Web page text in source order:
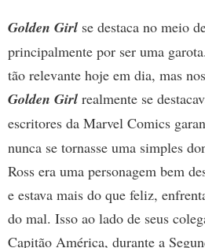
Golden Girl se destaca no meio
principalmente por ser uma
tão relevante hoje em dia, mas
Golden Girl realmente se
escritores da Marvel Comics
nunca se tornasse uma simples
Ross era uma personagem bem
e estava mais do que feliz,
do mal. Isso ao lado de seus
Capitão América, durante a